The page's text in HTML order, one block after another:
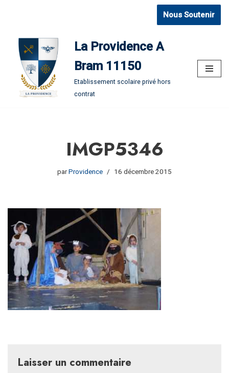
contenu
Nous Soutenir
La Providence A
Bram 11150
Etablissement scolaire privé hors
contrat
IMGP5346
parProvidence 16 décembre 2015
Laisser un commentaire